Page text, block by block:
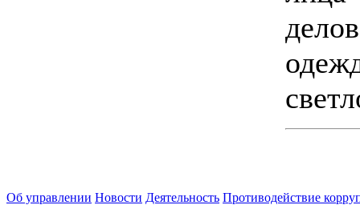
Об управлении Новости Деятельность Противодействие